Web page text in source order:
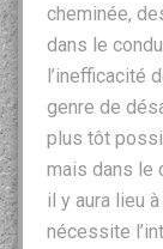
cheminée,
dans le
l’inefficacité
genre de
plus tôt
mais dans le
il y aura lieu
nécessite